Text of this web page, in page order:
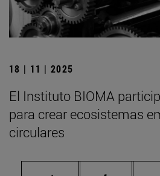
18 | 11 | 2025
El Instituto BIOMA
para crear ecosistemas
circulares